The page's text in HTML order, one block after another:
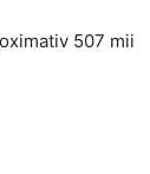
507 mii